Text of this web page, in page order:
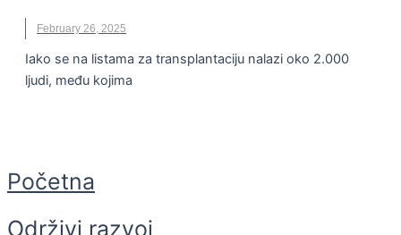
February 26, 2025
Iako se na listama za transplantaciju nalazi oko 2.000
ljudi, među kojima
Početna
Održivi razvoj